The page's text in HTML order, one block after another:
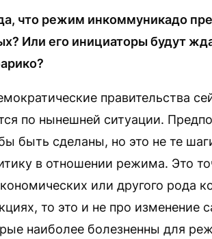
что режим инкоммуникадо
Или его инициаторы будут
правительства
по нынешней ситуации.
быть сделаны, но это не те
в отношении режима. Это
или другого рода
то это и не про изменение
наиболее болезненны для